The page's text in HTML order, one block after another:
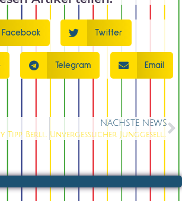
Facebook Twitter
Telegram Email
Betriebsfeier Party Tipp Berlin
NÄCHSTE NEWS
Unvergesslicher Junggesellinnen Party